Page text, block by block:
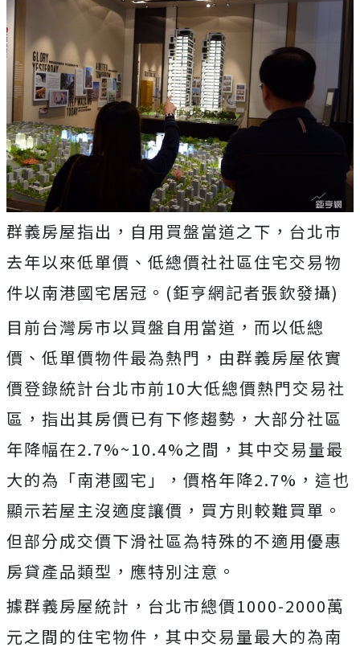
群義房屋指出，自用買盤當道之下，台北市
去年以來低單價、低總價社社區住宅交易物
件以南港國宅居冠。(鉅亨網記者張欽發攝)
目前台灣房市以買盤自用當道，而以低總
價、低單價物件最為熱門，由群義房屋依實
價登錄統計台北市前10大低總價熱門交易社
區，指出其房價已有下修趨勢，大部分社區
年降幅在2.7%~10.4%之間，其中交易量最
大的為「南港國宅」，價格年降2.7%，這也
顯示若屋主沒適度讓價，買方則較難買單。
但部分成交價下滑社區為特殊的不適用優惠
房貸產品類型，應特別注意。
據群義房屋統計，台北市總價1000-2000萬
元之間的住宅物件，其中交易量最大的為南